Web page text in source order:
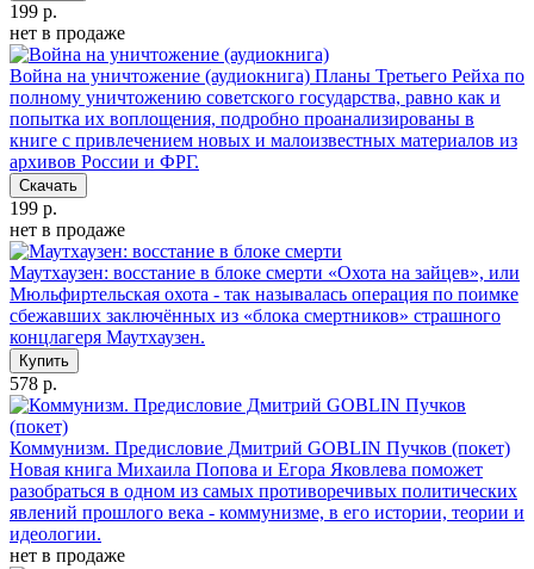
199 р.
нет в продаже
Война на уничтожение (аудиокнига) Планы Третьего Рейха по
полному уничтожению советского государства, равно как и
попытка их воплощения, подробно проанализированы в
книге с привлечением новых и малоизвестных материалов из
архивов России и ФРГ.
Скачать
199 р.
нет в продаже
Маутхаузен: восстание в блоке смерти «Охота на зайцев», или
Мюльфиртельская охота - так называлась операция по поимке
сбежавших заключённых из «блока смертников» страшного
концлагеря Маутхаузен.
Купить
578 р.
Коммунизм. Предисловие Дмитрий GOBLIN Пучков (покет)
Новая книга Михаила Попова и Егора Яковлева поможет
разобраться в одном из самых противоречивых политических
явлений прошлого века - коммунизме, в его истории, теории и
идеологии.
нет в продаже